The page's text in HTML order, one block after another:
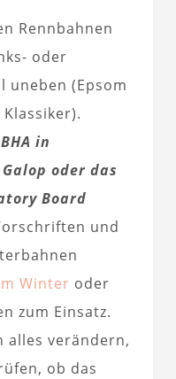
Rennbahnen
oder
uneben (Epsom
in
oder das
Board
und
Winter oder
zum Einsatz.
alles verändern,
ob das